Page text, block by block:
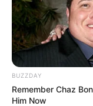
Luiz Bacci
Luiz Bacci divulga
de mulher e gera
completa, aqui!
BUZZDAY
Remember Chaz
Him Now